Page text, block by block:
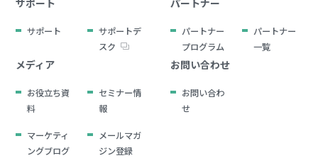
サポート
サポート
サポートデ
スク
パートナー
パートナー
プログラム
パートナー
一覧
メディア
お役立ち資
料
セミナー情
報
マーケティ
ングブログ
メールマガ
ジン登録
お問い合わせ
お問い合わ
せ